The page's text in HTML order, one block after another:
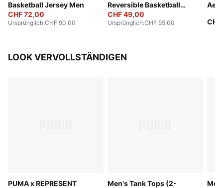
Basketball Jersey Men
CHF 72,00
Ursprünglich:CHF 90,00
Reversible Basketball
Jersey Men
CHF 49,00
Ursprünglich:CHF 55,00
LOOK VERVOLLSTÄNDIGEN
PUMA x REPRESENT
Men's Tank Tops (2-